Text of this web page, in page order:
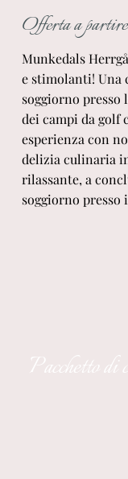
Offerta a
Munkedals
e stimolanti! Una
soggiorno presso
dei campi da golf
esperienza con
delizia culinaria
rilassante, a
soggiorno